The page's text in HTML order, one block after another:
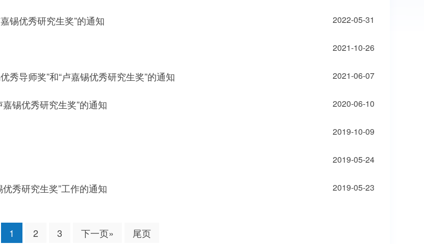
锡优秀研究生奖”的通知 2022-05-31
2021-10-26
秀导师奖”和“卢嘉锡优秀研究生奖”的通知 2021-06-07
锡优秀研究生奖”的通知 2020-06-10
2019-10-09
2019-05-24
秀研究生奖”工作的通知 2019-05-23
1 2 3 下一页» 尾页